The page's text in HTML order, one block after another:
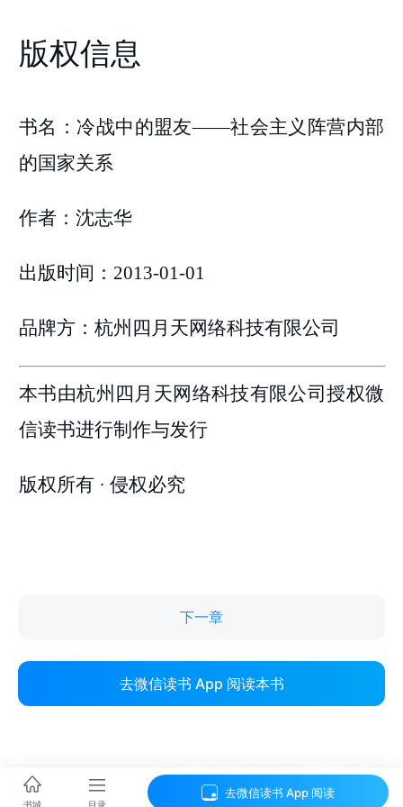
下一章
去微信读书 App 阅读本书
书城 目录
去微信读书 App 阅读